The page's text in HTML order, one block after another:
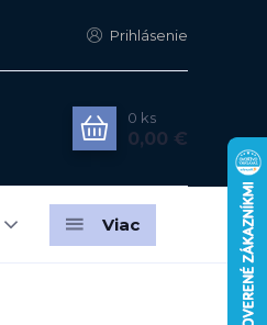
Prihlásenie
0 ks
0,00 €
Viac